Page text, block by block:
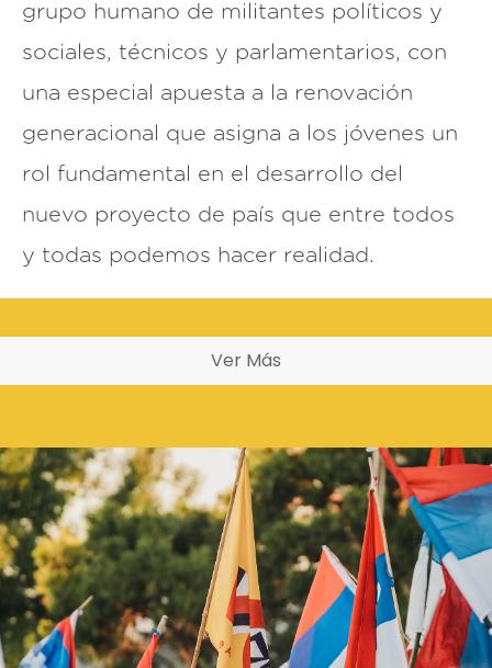
grupo humano de militantes políticos y
sociales, técnicos y parlamentarios, con
una especial apuesta a la renovación
generacional que asigna a los jóvenes un
rol fundamental en el desarrollo del
nuevo proyecto de país que entre todos
y todas podemos hacer realidad.
Ver Más